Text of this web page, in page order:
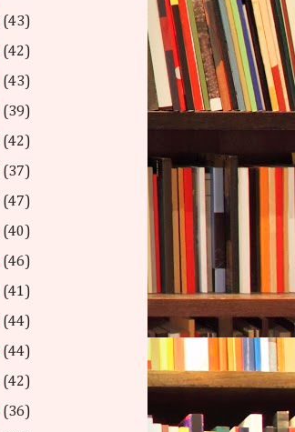
(43)
(42)
(43)
(39)
(42)
(37)
(47)
(40)
(46)
(41)
(44)
(44)
(42)
(36)